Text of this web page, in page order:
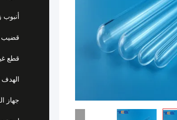
أنبوب
قضيب
قطع
الهدف
جهاز